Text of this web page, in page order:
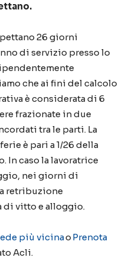
26 giorni
di servizio presso lo
che ai fini del calcolo
è considerata di 6
frazionate in due
tra le parti. La
è pari a 1/26 della
In caso la lavoratrice
nei giorni di
retribuzione
di vitto e alloggio.
più vicinao Prenota
Acli.